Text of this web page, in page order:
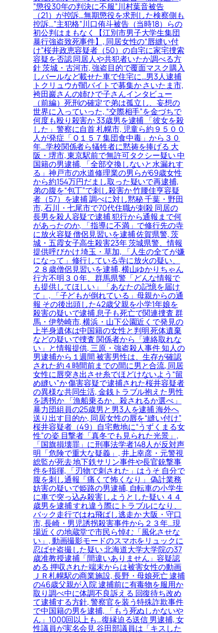
”懲役30年の判決に不服”川村葉音被告
（21）が控訴…無期懲役を求刑した検察側も
控訴…”主犯格”川口侑斗被告（当時18）らの
初公判はまもなく【江別市男子大学生集団
暴行強盗致死事件】, 同居女性の“唇縫い付
け”桜井政恵容疑者（50）の自宅に家宅捜索
容疑を否認 同居人や共犯者いたか調べる方
針 茨城・古河市, 強盗目的で覆面マスク購入
しバールなど載せた車で住宅に…男3人逮捕
トクリュウが闇バイトで募集か さいたま市,
袴田巖さんの姉ひで子さんインタビュー
（前編）死刑の確定で弟は孤立し、妄想の
世界に入っていった, “交際相手”を金づちで
何度も殴り殺害か 33歳男を逮捕 「彼女を殺
した」警察に自首 札幌市, 児童ら約９５００
人が発症「Ｏ１５７集団食中毒」から３０
年…学校関係者ら犠牲者に黙祷を捧げる 大
阪・堺市, 東京駅前で無許可タクシー疑い 中
国籍の男逮捕, 「全部交換しないと水漏れす
る」神戸市の水道修理業の男らが69歳女性
から約154万円だまし取った疑いで再逮捕,
弟の腹を“包丁”で刺し殺害か 竹腰佳亨容疑
者（57）を逮捕 調べに対し黙秘 千葉・野田
市, 石川・七尾市で70代住職が刺殺 同居の
長男を殺人容疑で逮捕 犯行から通報まで何
があったのか, 「指導に不満」で修行先の寺
に放火容疑 僧侶見習いを逮捕 佐賀県警, 茨
城・五霞女子高生殺害23年 茨城県警、情報
提供呼びかけ 埼玉・草加, 「人生の全てが嫌
になって」修行している寺に放火の疑い、
２８歳僧侶見習いを逮捕, 横山ゆかりちゃん
行方不明３０年、群馬県警「どんな情報で
も提供してほしい」「あなたの記憶を届け
て」, 「子どもが倒れている」母親からの通
報 その後出頭した42歳父親を小学1年娘を
殺害の疑いで逮捕 息子も死亡で関連捜査 群
馬・伊勢崎市, 横浜・山下公園近くで発見の
上半身遺体は中国籍の女性と判明 死体遺棄
などの疑いで捜査 関係者から「連絡取れな
い」と情報提供, 三原・強盗殺人事件 知人の
男逮捕から１週間 被害男性は、生存が確認
された約４時間前までの間に男と合流, 同居
女性に唇突き出させ糸でほどけないよう“留
め縫い”か 傷害容疑で逮捕された桜井容疑者
の異様な共同生活, 金銭トラブル抱えた男性
を誘拐か 「漁船乗るか、殺されるか選べ」
暴力団組員の25歳男と男3人を逮捕 海外へ
送り出す目的か, 同居女性の唇を“縫い付け”
桜井容疑者（49）自宅敷地に“うずくまる女
性”の姿 目撃者「真冬でも見られた光景」,
「国旗損壊罪」に刑事法学者148人が反対声
明「危険で重大な疑義」, 井上幸彦・元警視
総監が死去 地下鉄サリン事件や長官銃撃事
件を指揮, 「刃物で刺された」はうそ 自分で
腹を刺し通報「痛くて怖くなり」 偽計業務
妨害の疑いで姫路の男逮捕, 自転車の小学生
に車で突っ込み殺害しようとした疑い ４４
歳男を逮捕 すれ違う際にトラブルになり、
バック走行ではね飛ばし逃走か 大阪・守口
市, 長崎・男児誘拐殺害事件から２３年…現
場近くの地蔵堂で市民ら悼む「風化させな
い」, 動画撮影モードのスマホをリュックに
忍ばせ盗撮した疑い 北海道大学大学院の37
歳准教授逮捕「間違いありません」容疑認
める 押収された端末からは被害女性の動画
ＪＲ札幌駅の商業施設, 長野・母娘死亡 逮捕
の46歳父親が入院 逮捕前に有毒物を服用か
取り調べ中に体調不良訴える 回復待ち改め
て逮捕する方針, 警察官を装う特殊詐欺事件
で中国籍の男を逮捕, 「もう死ぬしかないや
ん」1000回以上も…復縁迫る送信 男逮捕, 女
性議員が実名会見 谷田部議員は「キスした